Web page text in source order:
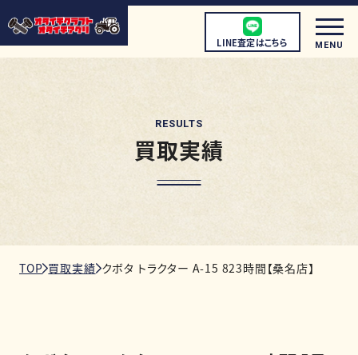
LINE査定はこちら MENU
店頭買取について
RESULTS
買取実績
TOP 買取実績 クボタ トラクター A-15 823時間【桑名店】